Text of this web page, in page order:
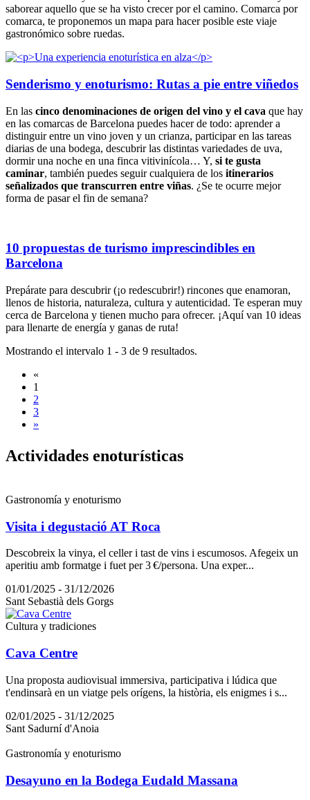
saborear aquello que se ha visto crecer por el camino. Comarca por
comarca, te proponemos un mapa para hacer posible este viaje
gastronómico sobre ruedas.
Senderismo y enoturismo: Rutas a pie entre viñedos
En las cinco denominaciones de origen del vino y el cava que hay
en las comarcas de Barcelona puedes hacer de todo: aprender a
distinguir entre un vino joven y un crianza, participar en las tareas
diarias de una bodega, descubrir las distintas variedades de uva,
dormir una noche en una finca vitivinícola… Y, si te gusta
caminar, también puedes seguir cualquiera de los itinerarios
señalizados que transcurren entre viñas. ¿Se te ocurre mejor
forma de pasar el fin de semana?
10 propuestas de turismo imprescindibles en
Barcelona
Prepárate para descubrir (¡o redescubrir!) rincones que enamoran,
llenos de historia, naturaleza, cultura y autenticidad. Te esperan muy
cerca de Barcelona y tienen mucho para ofrecer. ¡Aquí van 10 ideas
para llenarte de energía y ganas de ruta!
Mostrando el intervalo 1 - 3 de 9 resultados.
«
1
2
3
»
Actividades enoturísticas
Gastronomía y enoturismo
Visita i degustació AT Roca
Descobreix la vinya, el celler i tast de vins i escumosos. Afegeix un
aperitiu amb formatge i fuet per 3 €/persona. Una exper...
01/01/2025 - 31/12/2026
Sant Sebastià dels Gorgs
Cultura y tradiciones
Cava Centre
Una proposta audiovisual immersiva, participativa i lúdica que
t'endinsarà en un viatge pels orígens, la història, els enigmes i s...
02/01/2025 - 31/12/2025
Sant Sadurní d'Anoia
Gastronomía y enoturismo
Desayuno en la Bodega Eudald Massana